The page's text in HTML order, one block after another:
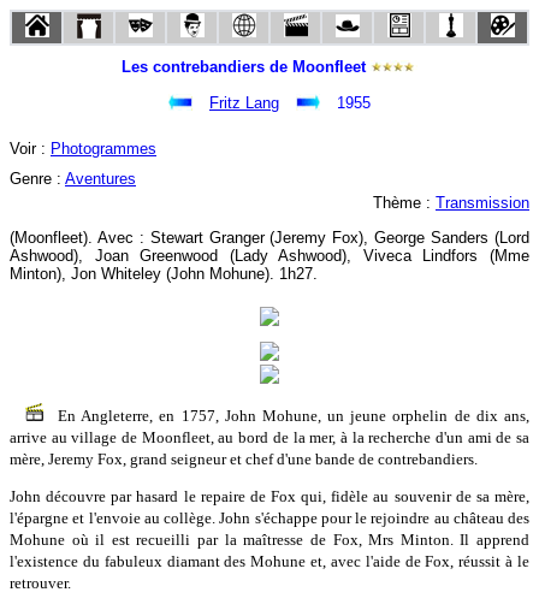
Les contrebandiers de Moonfleet
Fritz Lang
1955
Voir : Photogrammes
Genre : Aventures
Thème : Transmission
(Moonfleet). Avec : Stewart Granger (Jeremy Fox), George Sanders (Lord
Ashwood), Joan Greenwood (Lady Ashwood), Viveca Lindfors (Mme
Minton), Jon Whiteley (John Mohune). 1h27.
En Angleterre, en 1757, John Mohune, un jeune orphelin de dix ans,
arrive au village de Moonfleet, au bord de la mer, à la recherche d'un ami de sa
mère, Jeremy Fox, grand seigneur et chef d'une bande de contrebandiers.
John découvre par hasard le repaire de Fox qui, fidèle au souvenir de sa mère,
l'épargne et l'envoie au collège. John s'échappe pour le rejoindre au château des
Mohune où il est recueilli par la maîtresse de Fox, Mrs Minton. Il apprend
l'existence du fabuleux diamant des Mohune et, avec l'aide de Fox, réussit à le
retrouver.